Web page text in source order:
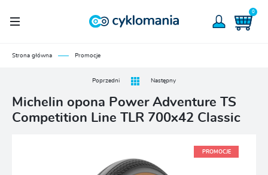
0
Strona główna Promocje
Poprzedni Następny
Michelin opona Power Adventure TS
Competition Line TLR 700x42 Classic
PROMOCJE